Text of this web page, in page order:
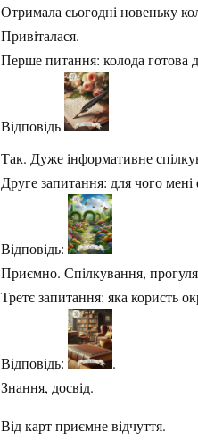
Отримала сьогодні новеньку
Привіталася.
Перше питання: колода готова
Відповідь
Так. Дуже інформативне
Друге запитання: для чого
Відповідь:
Приємно. Спілкування,
Третє запитання: яка користь
Відповідь:
.
Знання, досвід.
Від карт приємне відчуття.